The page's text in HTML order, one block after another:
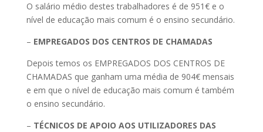
O salário médio destes trabalhadores é de 951€ e o
nível de educação mais comum é o ensino secundário.
– EMPREGADOS DOS CENTROS DE CHAMADAS
Depois temos os EMPREGADOS DOS CENTROS DE
CHAMADAS que ganham uma média de 904€ mensais
e em que o nível de educação mais comum é também
o ensino secundário.
– TÉCNICOS DE APOIO AOS UTILIZADORES DAS